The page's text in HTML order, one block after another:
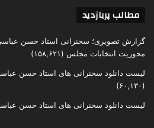
مطالب پربازدید
گزارش تصویری؛ سخنرانی استاد حسن
محوریت انتخابات مجلس (۱۵۸,۶۲۱)
لیست دانلود سخنرانی های استاد حسن عباسی &#۸۲۱۱;
(۶۰,۱۳۰)
لیست دانلود سخنرانی های استاد حسن عباسی